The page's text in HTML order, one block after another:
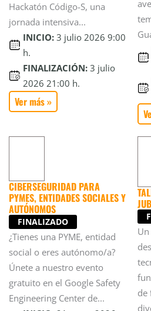
Hackatón Código-S, una
jornada intensiva...
INICIO: 3 julio 2026 9:00
h.
FINALIZACIÓN: 3 julio
2026 21:00 h.
Ver más »
CIBERSEGURIDAD PARA
PYMES, ENTIDADES SOCIALES Y
AUTÓNOMOS
FINALIZADO
¿Tienes una PYME, entidad
social o eres autónomo/a?
Únete a nuestro evento
gratuito en el Google Safety
Engineering Center de...
de